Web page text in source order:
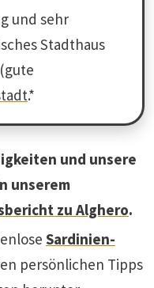
und sehr
Stadthaus
.*
und unsere
unserem
zu Alghero.
Sardinien-
persönlichen Tipps